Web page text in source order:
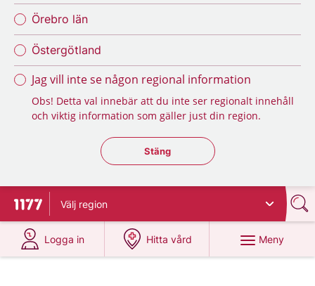
Örebro län
Östergötland
Jag vill inte se någon regional information
Obs! Detta val innebär att du inte ser regionalt innehåll
och viktig information som gäller just din region.
Stäng regionsväljaren
Stäng
Till startsidan för 1177
Välj region
Logga in
på 1177.se
Hitta vård
på 1177.se
Meny